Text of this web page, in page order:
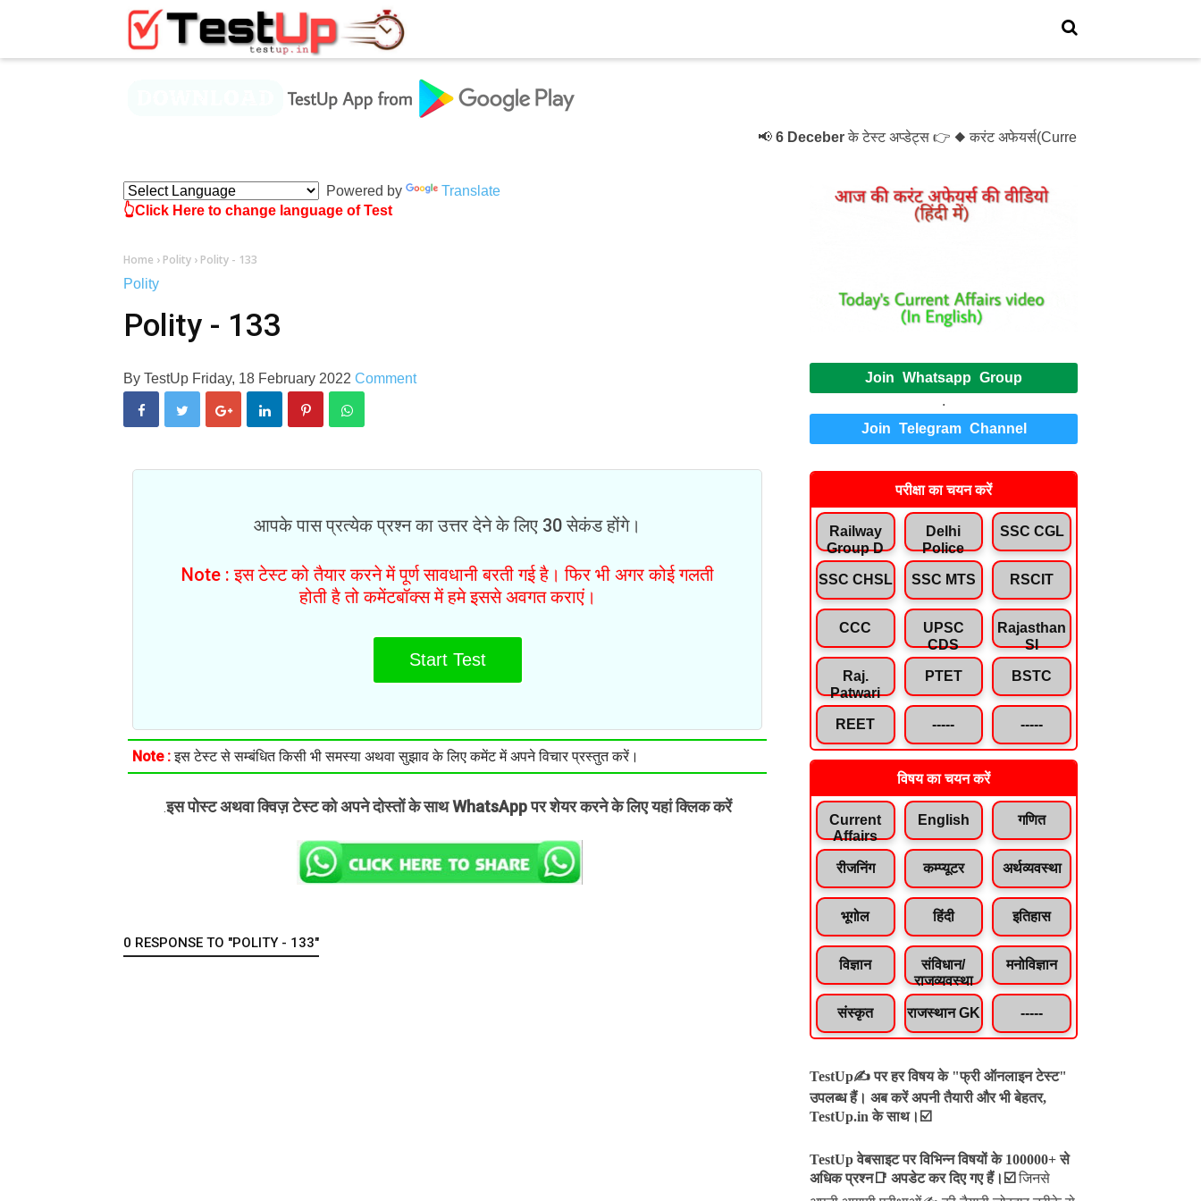
6 Deceberके टेस्ट अप्डेट्स 👉 ◆ करंट अफेयर्स(Current Affairs)- Test- 1214 ◆
Powered by
Translate
👆Click Here to change language of Test
Home › Polity › Polity - 133
Polity
Polity - 133
By TestUp Friday, 18 February 2022 Comment
आपके पास प्रत्येक प्रश्न का उत्तर देने के लिए 30 सेकंड होंगे।
Note : इस टेस्ट को तैयार करने में पूर्ण सावधानी बरती गई है। फिर भी अगर कोई गलती
होती है तो कमेंटबॉक्स में हमे इससे अवगत कराएं।
Start Test
Note :इस टेस्ट से सम्बंधित किसी भी समस्या अथवा सुझाव के लिए कमेंट में अपने विचार प्रस्तुत करें।
.इस पोस्ट अथवा क्विज़ टेस्ट को अपने दोस्तों के साथ WhatsApp पर शेयर करने के लिए यहां क्लिक करें
0 RESPONSE TO "POLITY - 133"
Join Whatsapp Group
.
Join Telegram Channel
परीक्षा का चयन करें
Railway
Group D
Delhi
Police
SSC CGL
SSC CHSL SSC MTS RSCIT
CCC
UPSC
CDS
Rajasthan
SI
Raj.
Patwari
PTET BSTC
REET ----- -----
विषय का चयन करें
Current
Affairs
English गणित
रीजनिंग कम्प्यूटर अर्थव्यवस्था
भूगोल हिंदी इतिहास
विज्ञान
संविधान/
राजव्यवस्था
मनोविज्ञान
संस्कृत राजस्थान GK -----
TestUp✍️ पर हर विषय के "फ्री ऑनलाइन टेस्ट"
उपलब्ध हैं। अब करें अपनी तैयारी और भी बेहतर,
TestUp.in के साथ।☑️
TestUp वेबसाइट पर विभिन्न विषयों के 100000+ से
अधिक प्रश्न📑 अपडेट कर दिए गए हैं। ☑️ जिनसे